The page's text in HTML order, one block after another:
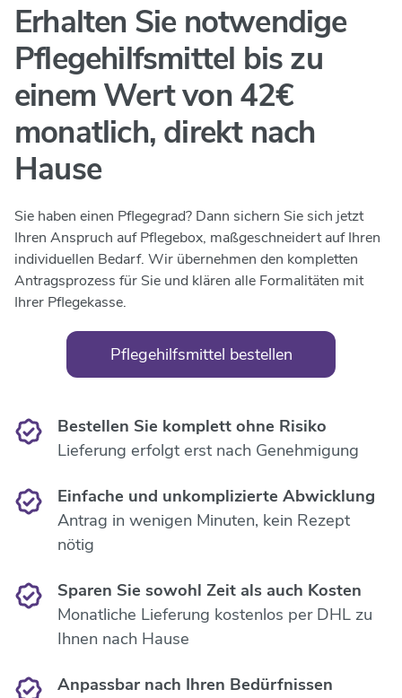
Erhalten Sie notwendige
Pflegehilfsmittel biszu
einem Wert von 42€
monatlich, direkt nach
Hause
Sie haben einen Pflegegrad? Dann sichern Sie sich jetzt
Ihren Anspruch auf Pflegebox, maßgeschneidert auf Ihren
individuellen Bedarf. Wir übernehmen den kompletten
Antragsprozess für Sie und klären alle Formalitäten mit
Ihrer Pflegekasse.
Pflegehilfsmittel bestellen
Bestellen Sie komplett ohne Risiko
Lieferung erfolgt erst nach Genehmigung
Einfache und unkomplizierte Abwicklung
Antrag in wenigen Minuten, kein Rezept
nötig
Sparen Sie sowohl Zeit als auch Kosten
Monatliche Lieferung kostenlos per DHL zu
Ihnen nach Hause
Anpassbar nach Ihren Bedürfnissen